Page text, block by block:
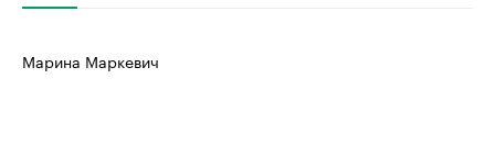
Марина Маркевич